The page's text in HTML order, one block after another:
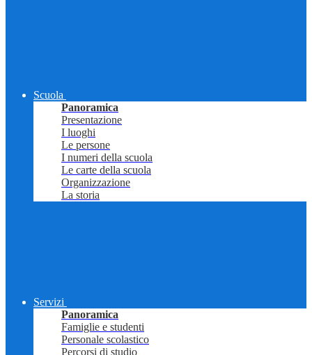
Scuola
Panoramica
Presentazione
I luoghi
Le persone
I numeri della scuola
Le carte della scuola
Organizzazione
La storia
Servizi
Panoramica
Famiglie e studenti
Personale scolastico
Percorsi di studio